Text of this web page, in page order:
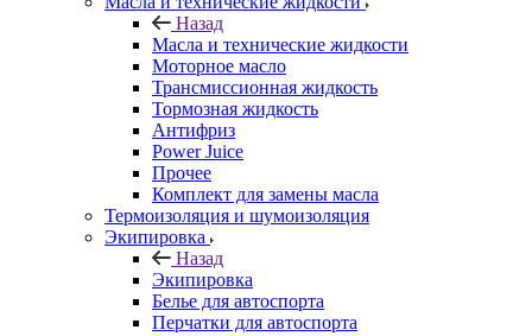
Назад
Масла и технические жидкости
Моторное масло
Трансмиссионная жидкость
Тормозная жидкость
Антифриз
Power Juice
Прочее
Комплект для замены масла
Термоизоляция и шумоизоляция
Экипировка
Назад
Экипировка
Белье для автоспорта
Перчатки для автоспорта